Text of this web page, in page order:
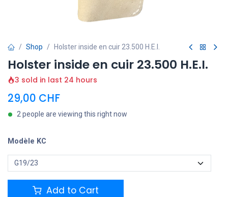
Shop Holster inside en cuir 23.500 H.E.I.
Holster inside en cuir 23.500 H.E.I.
3 sold in last 24 hours
29,00 CHF
2 people are viewing this right now
Modèle KC
Add to Cart